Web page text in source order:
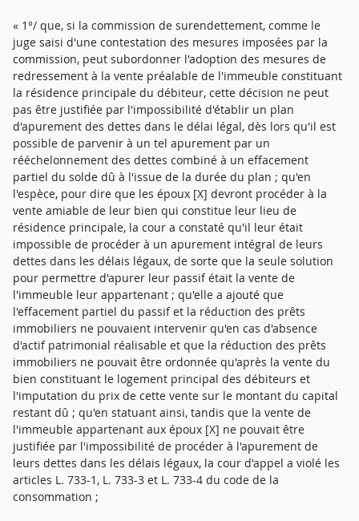
« 1°/ que, si la commission de surendettement, comme le
juge saisi d'une contestation des mesures imposées par la
commission, peut subordonner l'adoption des mesures de
redressement à la vente préalable de l'immeuble constituant
la résidence principale du débiteur, cette décision ne peut
pas être justifiée par l'impossibilité d'établir un plan
d'apurement des dettes dans le délai légal, dès lors qu'il est
possible de parvenir à un tel apurement par un
rééchelonnement des dettes combiné à un effacement
partiel du solde dû à l'issue de la durée du plan ; qu'en
l'espèce, pour dire que les époux [X] devront procéder à la
vente amiable de leur bien qui constitue leur lieu de
résidence principale, la cour a constaté qu'il leur était
impossible de procéder à un apurement intégral de leurs
dettes dans les délais légaux, de sorte que la seule solution
pour permettre d'apurer leur passif était la vente de
l'immeuble leur appartenant ; qu'elle a ajouté que
l'effacement partiel du passif et la réduction des prêts
immobiliers ne pouvaient intervenir qu'en cas d'absence
d'actif patrimonial réalisable et que la réduction des prêts
immobiliers ne pouvait être ordonnée qu'après la vente du
bien constituant le logement principal des débiteurs et
l'imputation du prix de cette vente sur le montant du capital
restant dû ; qu'en statuant ainsi, tandis que la vente de
l'immeuble appartenant aux époux [X] ne pouvait être
justifiée par l'impossibilité de procéder à l'apurement de
leurs dettes dans les délais légaux, la cour d'appel a violé les
articles L. 733-1, L. 733-3 et L. 733-4 du code de la
consommation ;